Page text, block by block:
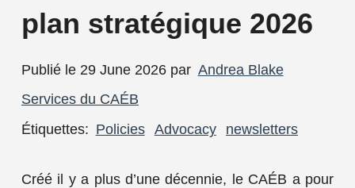
plan stratégique 2026
Publié le 29 June 2026 par Andrea Blake
Services du CAÉB
Étiquettes: Policies Advocacy newsletters
Créé il y a plus d’une décennie, le CAÉB a pour